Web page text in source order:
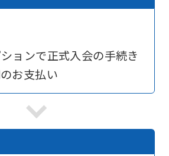
ョンで正式入会の手続き
お支払い
(start
translation)
to
return
to
the